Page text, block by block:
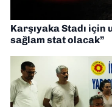
Karşıyaka Stadı için
sağlam stat olacak”